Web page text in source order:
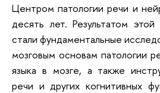
Центром патологии речи и
десять лет. Результатом
стали фундаментальные
мозговым основам патологии
языка в мозге, а также
речи и других когнитивных